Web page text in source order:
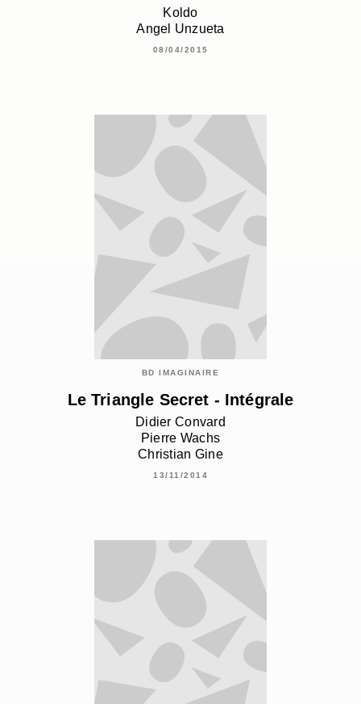
Koldo
Angel Unzueta
08/04/2015
BD IMAGINAIRE
Le Triangle Secret - Intégrale
Didier Convard
Pierre Wachs
Christian Gine
13/11/2014